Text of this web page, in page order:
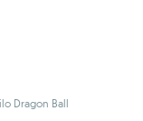
Dragon Ball